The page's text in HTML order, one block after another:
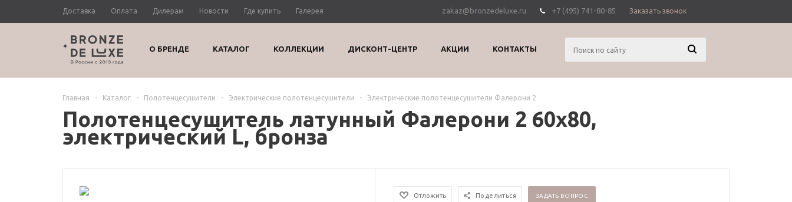
Доставка Оплата Дилерам Новости Где купить Галерея zakaz@bronzedeluxe.ru +7 (495) 741-80-85 Заказать звонок
О БРЕНДЕ КАТАЛОГ КОЛЛЕКЦИИ ДИСКОНТ-ЦЕНТР АКЦИИ КОНТАКТЫ
Главная - Каталог - Полотенцесушители - Электрические полотенцесушители - Электрические полотенцесушители Фалерони 2
Полотенцесушитель латунный Фалерони 2 60х80,
электрический L, бронза
Отложить Поделиться ЗАДАТЬ ВОПРОС